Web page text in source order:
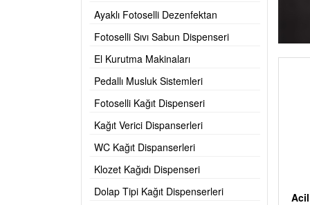
Ayaklı Fotoselli Dezenfektan
Fotoselli Sıvı Sabun Dispenseri
El Kurutma Makinaları
Pedallı Musluk Sistemleri
Fotoselli Kağıt Dispenseri
Kağıt Verici Dispanserleri
WC Kağıt Dispanserleri
Klozet Kağıdı Dispenseri
Dolap Tipi Kağıt Dispenserleri